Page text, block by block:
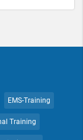
EMS-Training
Training